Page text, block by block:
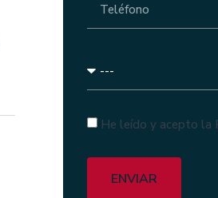
He leído y acepto la
ENVIAR